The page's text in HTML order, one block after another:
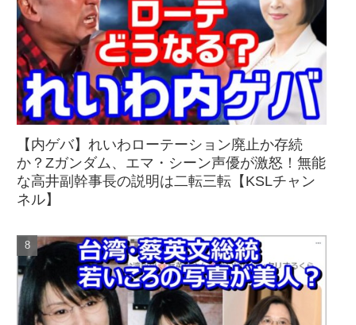
【内ゲバ】れいわローテーション廃止か存続
か？Zガンダム、エマ・シーン声優が激怒！無能
な高井副幹事長の説明は二転三転【KSLチャン
ネル】